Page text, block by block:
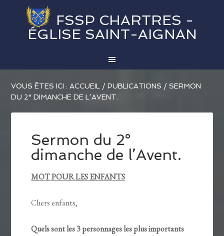
FSSP CHARTRES -
ÉGLISE SAINT-AIGNAN
VOUS ÊTES ICI :ACCUEIL / PUBLICATIONS / SERMON
DU 2° DIMANCHE DE L’AVENT.
Sermon du 2°
dimanche de l’Avent.
MOT POUR LES ENFANTS
Chers enfants,
Quels sont les 3 personnages les plus importants